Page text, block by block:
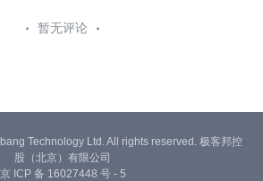
暂无评论
Technology Ltd. All rights reserved. 极客邦控
股（北京）有限公司
京 ICP 备 16027448 号 - 5